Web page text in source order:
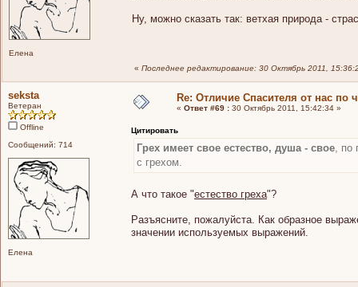
Елена
Ну, можно сказать так: ветхая природа -
« Последнее редактирование: 30 Октябрь 2011,
seksta
Ветеран
Offline
Сообщений: 714
Елена
Re: Отличие Спасителя от нас по
« Ответ #69 : 30 Октябрь 2011, 15:42:34 »
Цитировать
Грех имеет свое естество, душа - свое ,
с грехом.
А что такое "естество греха"?
Разъясните, пожалуйста. Как образное
значении используемых выражений.